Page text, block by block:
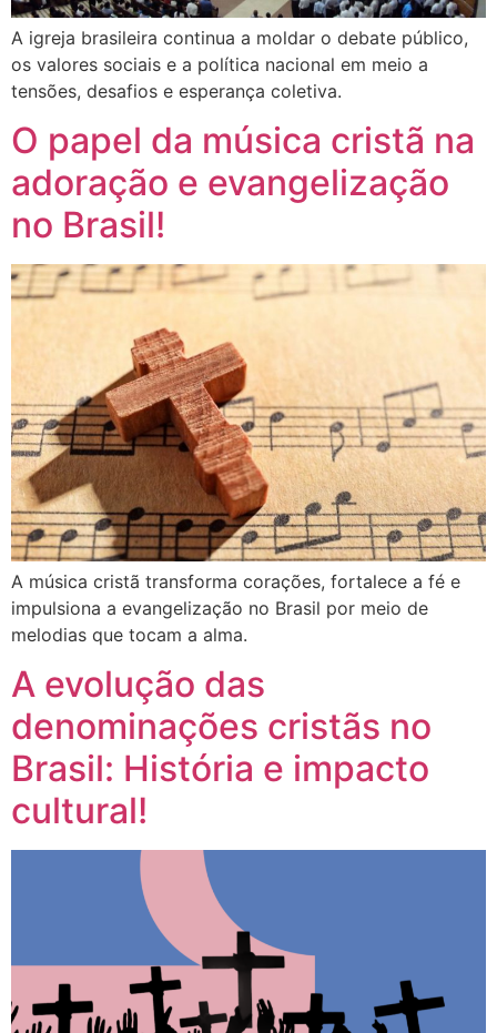
A igreja brasileira continua a moldar o debate público,
os valores sociais e a política nacional em meio a
tensões, desafios e esperança coletiva.
O papel da música cristã na
adoração e evangelização
no Brasil!
A música cristã transforma corações, fortalece a fé e
impulsiona a evangelização no Brasil por meio de
melodias que tocam a alma.
A evolução das
denominações cristãs no
Brasil: História e impacto
cultural!